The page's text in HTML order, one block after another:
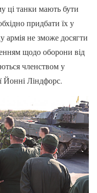
ці танки мають бути
придбати їх у
армія не зможе досягти
щодо оборони від
членством у
Ліндфорс.